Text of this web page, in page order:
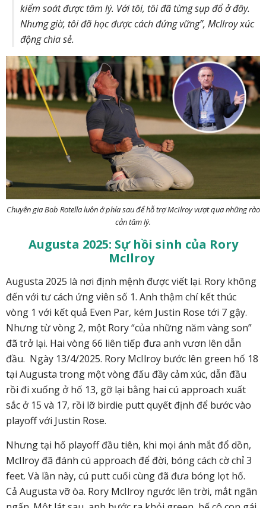
kiểm soát được tâm lý. Với tôi, tôi đã từng sụp đổ ở đây.
Nhưng giờ, tôi đã học được cách đứng vững”, McIlroy xúc
động chia sẻ.
Chuyên gia Bob Rotella luôn ở phía sau để hỗ trợ McIlroy vượt qua những rào
cản tâm lý.
Augusta 2025: Sự hồi sinh của Rory
McIlroy
Augusta 2025 là nơi định mệnh được viết lại. Rory không
đến với tư cách ứng viên số 1. Anh thậm chí kết thúc
vòng 1 với kết quả Even Par, kém Justin Rose tới 7 gậy.
Nhưng từ vòng 2, một Rory “của những năm vàng son”
đã trở lại. Hai vòng 66 liên tiếp đưa anh vươn lên dẫn
đầu. Ngày 13/4/2025. Rory McIlroy bước lên green hố 18
tại Augusta trong một vòng đấu đầy cảm xúc, dẫn đầu
rồi đi xuống ở hố 13, gỡ lại bằng hai cú approach xuất
sắc ở 15 và 17, rồi lỡ birdie putt quyết định để bước vào
playoff với Justin Rose.
Nhưng tại hố playoff đầu tiên, khi mọi ánh mắt đổ dồn,
McIlroy đã đánh cú approach để đời, bóng cách cờ chỉ 3
feet. Và lần này, cú putt cuối cùng đã đưa bóng lọt hố.
Cả Augusta vỡ òa. Rory McIlroy ngước lên trời, mắt ngân